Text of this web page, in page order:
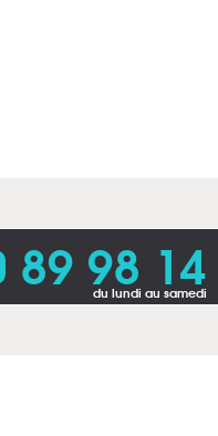
89 98 14
du lundi au samedi